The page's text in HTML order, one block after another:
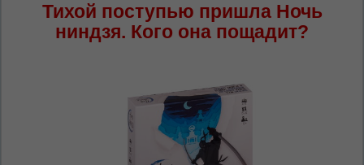
Тихой поступью пришла Ночь
ниндзя. Кого она пощадит?